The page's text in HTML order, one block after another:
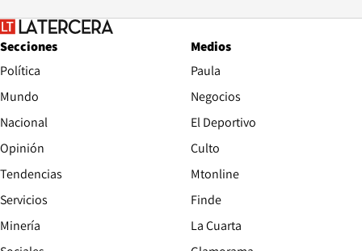
Secciones
Política
Mundo
Nacional
Opinión
Tendencias
Servicios
Minería
Medios
Paula
Negocios
El Deportivo
Culto
Mtonline
Finde
La Cuarta